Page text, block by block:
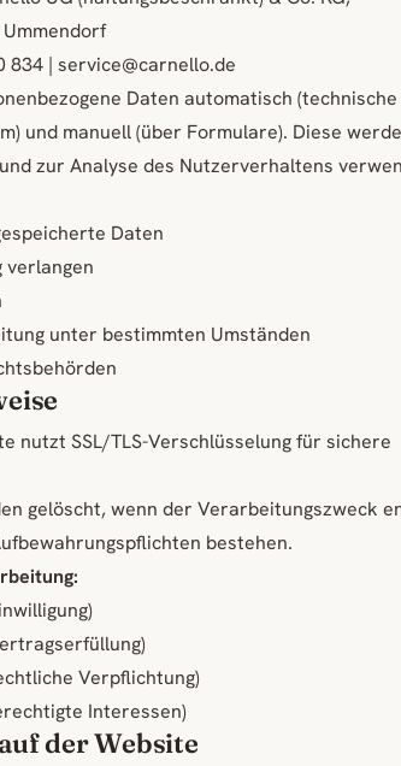
834 | service@carnello.de
Daten automatisch
und manuell (über Formulare). Diese
zur Analyse des Nutzerverhaltens
Daten
verlangen
unter bestimmten Umständen
nutzt SSL/TLS-Verschlüsselung für sichere
gelöscht, wenn der Verarbeitungszweck
bestehen.
Verpflichtung)
Interessen)
der Website